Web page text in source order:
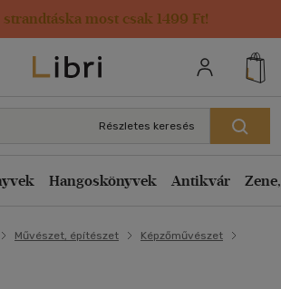
most csak 1499 Ft!
Kártya adatai
Részletes keresés
Hangoskönyvek Antikvár
Művészet, építészet
Képzőművészet